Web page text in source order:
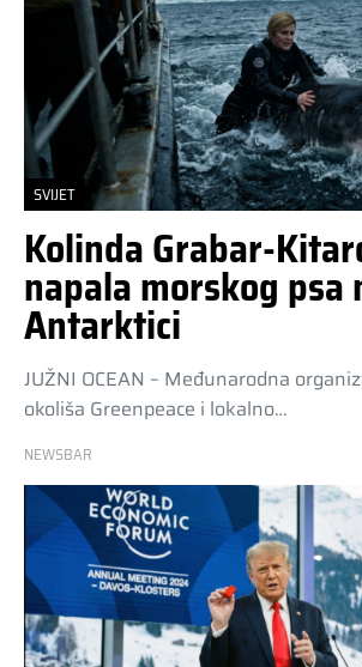
SVIJET
Kolinda Grabar-
napala morskog psa
Antarktici
JUŽNI OCEAN – Međunarodna
okoliša Greenpeace i lokalno…
NEWSBAR